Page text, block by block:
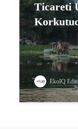
Ticareti
EkoIQ